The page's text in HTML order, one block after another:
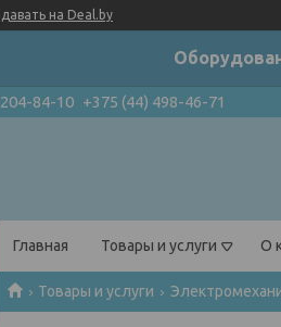
на Deal.by
84-10 +375 (44) 498-46-71
Главная Товары и услуги О
Товары и услуги